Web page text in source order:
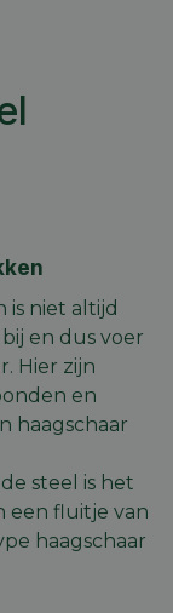
is niet altijd
en dus voer
Hier zijn
en
haagschaar
steel is het
een fluitje van
haagschaar